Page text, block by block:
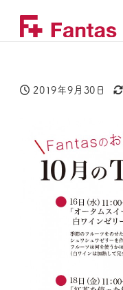
投稿日
2019年9月30日